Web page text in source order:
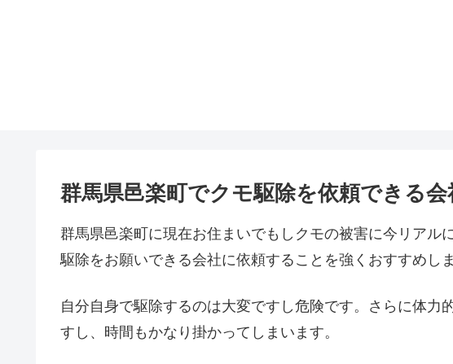
群馬県邑楽町でクモ駆除を依頼できる会
群馬県邑楽町に現在お住まいでもしクモの被害に今リアル
駆除をお願いできる会社に依頼することを強くおすすめしま
自分自身で駆除するのは大変ですし危険です。さらに体力
すし、時間もかなり掛かってしまいます。